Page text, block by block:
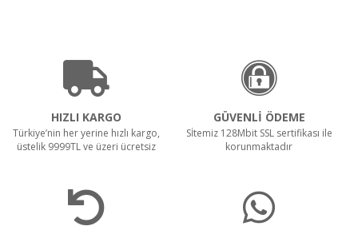
HIZLI KARGO
Türkiye’nin her yerine hızlı kargo,
üstelik 9999TL ve üzeri ücretsiz
GÜVENLİ ÖDEME
Sİtemiz 128Mbit SSL sertifikası ile
korunmaktadır